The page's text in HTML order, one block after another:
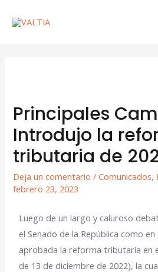
Principales
Introdujo la
tributaria de
Deja un comentario /Comunicados,
febrero 23, 2023
Luego de un largo y caluroso
el Senado de la República como
aprobada la reforma tributaria en
de 13 de diciembre de 2022), la